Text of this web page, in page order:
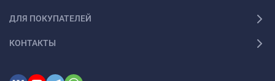
ДЛЯ ПОКУПАТЕЛЕЙ
КОНТАКТЫ